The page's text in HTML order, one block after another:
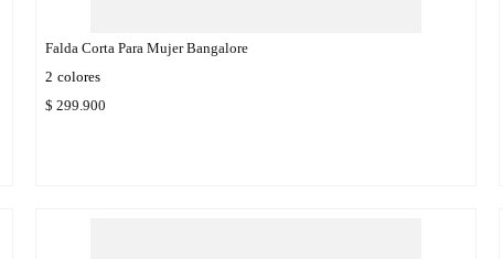
Falda Corta Para Mujer Bangalore
2 colores
$ 299 900